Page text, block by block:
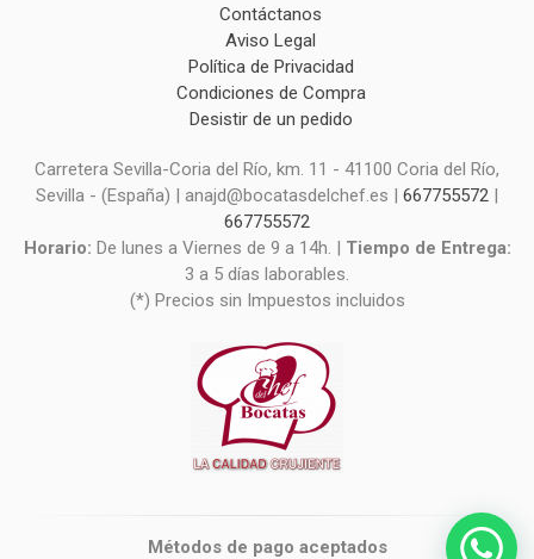
Contáctanos
Aviso Legal
Política de Privacidad
Condiciones de Compra
Desistir de un pedido
Carretera Sevilla-Coria del Río, km. 11 - 41100 Coria del Río,
Sevilla - (España) | anajd@bocatasdelchef.es | 667755572 |
667755572
Horario: De lunes a Viernes de 9 a 14h. | Tiempo de Entrega:
3 a 5 días laborables.
(*) Precios sin Impuestos incluidos
Métodos de pago aceptados